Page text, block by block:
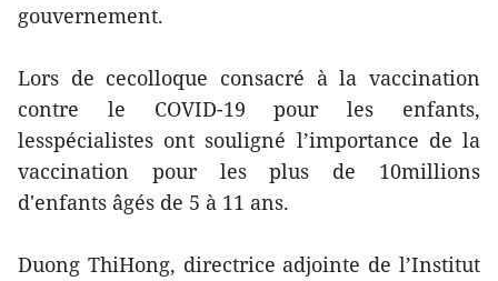
gouvernement.
Lors de cecolloque consacré à la vaccination
contre le COVID-19 pour les enfants,
lesspécialistes ont souligné l’importance de la
vaccination pour les plus de 10millions
d'enfants âgés de 5 à 11 ans.
Duong ThiHong, directrice adjointe de l’Institut